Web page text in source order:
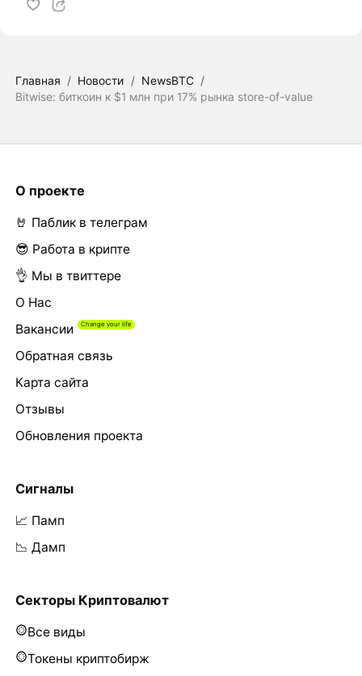
Главная / Новости / NewsBTC /
Bitwise: биткоин к $1 млн при 17% рынка store-of-value
О проекте
🤘 Паблик в телеграм
😎 Работа в крипте
👌 Мы в твиттере
О Нас
Вакансии
Обратная связь
Карта сайта
Отзывы
Обновления проекта
Сигналы
📈 Памп
📉 Дамп
Секторы Криптовалют
Все виды
Токены криптобирж